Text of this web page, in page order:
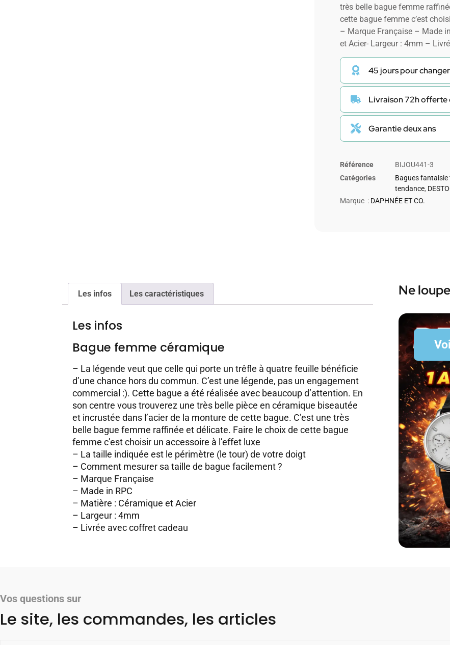
très belle bague femme
cette bague femme c’est
– Marque Française – Made
et Acier- Largeur : 4mm –
45 jours pour
Livraison 72h offerte
Garantie deux ans
Référence
BIJOU441-3
Catégories
Bagues fantaisie
tendance,
Marque : DAPHNÉE ET CO.
Les infos Les caractéristiques
Les infos
Bague femme céramique
– La légende veut que celle qui porte un trêfle à quatre feuille bénéficie
d’une chance hors du commun. C’est une légende, pas un engagement
commercial :). Cette bague a été réalisée avec beaucoup d’attention. En
son centre vous trouverez une très belle pièce en céramique biseautée
et incrustée dans l’acier de la monture de cette bague. C’est une très
belle bague femme raffinée et délicate. Faire le choix de cette bague
femme c’est choisir un accessoire à l’effet luxe
– La taille indiquée est le périmètre (le tour) de votre doigt
– Comment mesurer sa taille de bague facilement ?
– Marque Française
– Made in RPC
– Matière : Céramique et Acier
– Largeur : 4mm
– Livrée avec coffret cadeau
Ne
Vos questions sur
Le site, les commandes, les articles